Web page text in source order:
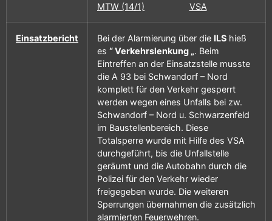
MTW (14/1) VSA
Einsatzbericht Bei der Alarmierung über die ILS hieß
es “ Verkehrslenkung „. Beim
Eintreffen an der Einsatzstelle musste
die A 93 bei Schwandorf – Nord
komplett für den Verkehr gesperrt
werden wegen eines Unfalls bei zw.
Schwandorf – Nord u. Schwarzenfeld
im Baustellenbereich. Diese
Totalsperre wurde mit Hilfe des VSA
durchgeführt, bis die Unfallstelle
geräumt und die Autobahn durch die
Polizei für den Verkehr wieder
freigegeben wurde. Die weiteren
Sperrungen übernahmen die zusätzlich
alarmierten Feuerwehren.